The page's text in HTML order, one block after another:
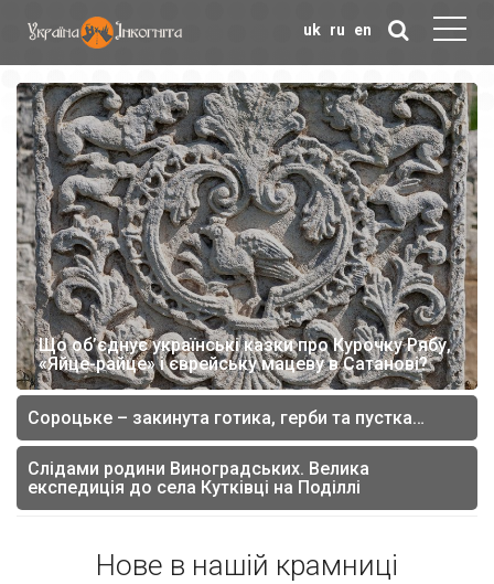
uk ru en
Що об’єднує українські казки про Курочку Рябу,
«Яйце-райце» і єврейську мацеву в Сатанові?
Сороцьке – закинута готика, герби та пустка…
Слідами родини Виноградських. Велика
експедиція до села Кутківці на Поділлі
Нове в нашій крамниці